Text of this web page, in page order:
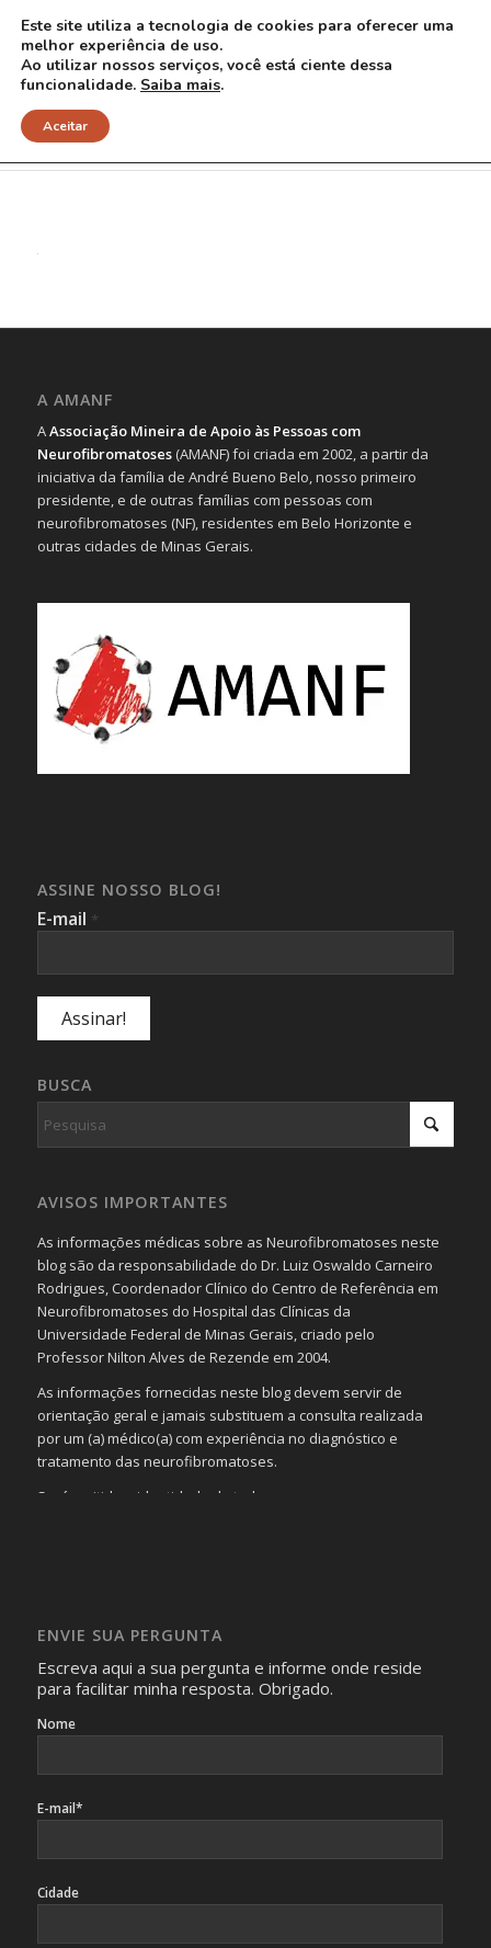
9 red
A AMANF
AAssociação Mineira de Apoio às Pessoas com
Neurofibromatoses(AMANF) foi criada em 2002, a partir da
iniciativa da família de André Bueno Belo, nosso primeiro
presidente, e de outras famílias com pessoas com
neurofibromatoses (NF), residentes em Belo Horizonte e
outras cidades de Minas Gerais.
ASSINE NOSSO BLOG!
E-mail *
BUSCA
AVISOS IMPORTANTES
As informações médicas sobre as Neurofibromatoses neste
blog são da responsabilidade do Dr. Luiz Oswaldo Carneiro
Rodrigues, Coordenador Clínico do Centro de Referência em
Neurofibromatoses do Hospital das Clínicas da
Universidade Federal de Minas Gerais, criado pelo
Professor Nilton Alves de Rezende em 2004.
As informações fornecidas neste blog devem servir de
orientação geral e jamais substituem a consulta realizada
por um (a) médico(a) com experiência no diagnóstico e
tratamento das neurofibromatoses.
Será omitida a identidade de todas as pessoas que
identificação da pessoa fotografada.
ENVIE SUA PERGUNTA
Escreva aqui a sua pergunta e informe onde reside
para facilitar minha resposta. Obrigado.
Nome
E-mail*
Cidade
Este site utiliza a tecnologia de cookies para oferecer uma
melhor experiência de uso.
Ao utilizar nossos serviços, você está ciente dessa
funcionalidade. Saiba mais.
Aceitar